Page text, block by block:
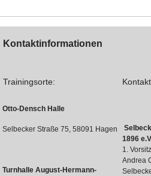
Kontaktinformationen
Trainingsorte:
Otto-Densch Halle
Selbecker Straße 75, 58091 Hagen
Turnhalle August-Hermann-
1896
1.
Andrea